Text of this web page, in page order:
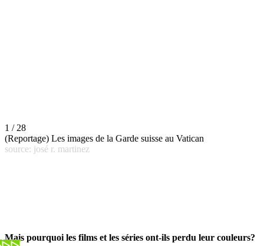
1 / 28
(Reportage) Les images de la Garde suisse au Vatican
source: josé r. martinez
Mais pourquoi les films et les séries ont-ils perdu leur couleurs?